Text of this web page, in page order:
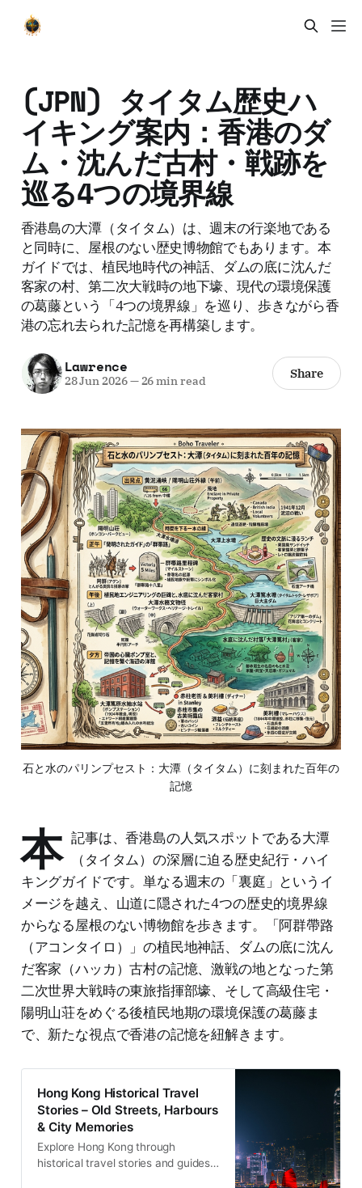
(JPN) タイタム歴史ハ
イキング案内：香港のダ
ム・沈んだ古村・戦跡を
巡る4つの境界線
香港島の大潭（タイタム）は、週末の行楽地である
と同時に、屋根のない歴史博物館でもあります。本
ガイドでは、植民地時代の神話、ダムの底に沈んだ
客家の村、第二次大戦時の地下壕、現代の環境保護
の葛藤という「4つの境界線」を巡り、歩きながら香
港の忘れ去られた記憶を再構築します。
Lawrence
28 Jun 2026—26 min read Share
石と水のパリンプセスト：大潭（タイタム）に刻まれた百年の
記憶
本 記事は、香港島の人気スポットである大潭
（タイタム）の深層に迫る歴史紀行・ハイ
キングガイドです。単なる週末の「裏庭」というイ
メージを越え、山道に隠された4つの歴史的境界線
からなる屋根のない博物館を歩きます。「阿群帶路
（アコンタイロ）」の植民地神話、ダムの底に沈ん
だ客家（ハッカ）古村の記憶、激戦の地となった第
二次世界大戦時の東旅指揮部壕、そして高級住宅・
陽明山荘をめぐる後植民地期の環境保護の葛藤ま
で、新たな視点で香港の記憶を紐解きます。
Hong Kong Historical Travel
Stories – Old Streets, Harbours
& City Memories
Explore Hong Kong through
historical travel stories and guides.